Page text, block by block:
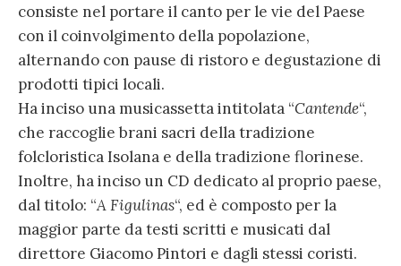
consiste nel portare il canto per le vie del Paese
con il coinvolgimento della popolazione,
alternando con pause di ristoro e degustazione di
prodotti tipici locali.
Ha inciso una musicassetta intitolata “Cantende“,
che raccoglie brani sacri della tradizione
folcloristica Isolana e della tradizione florinese.
Inoltre, ha inciso un CD dedicato al proprio paese,
dal titolo: “A Figulinas“, ed è composto per la
maggior parte da testi scritti e musicati dal
direttore Giacomo Pintori e dagli stessi coristi.